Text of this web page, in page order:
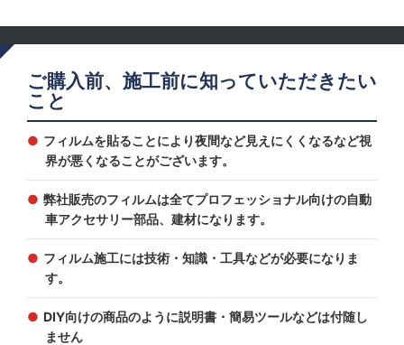
ご購入前、施工前に知っていただきたい
こと
フィルムを貼ることにより夜間など見えにくくなるなど視
界が悪くなることがございます。
弊社販売のフィルムは全てプロフェッショナル向けの自動
車アクセサリー部品、建材になります。
フィルム施工には技術・知識・工具などが必要になりま
す。
DIY向けの商品のように説明書・簡易ツールなどは付随し
ません